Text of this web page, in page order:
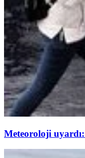
Meteoroloji